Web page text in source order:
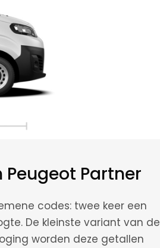
Partner
codes: twee keer een
De kleinste variant van de
worden deze getallen